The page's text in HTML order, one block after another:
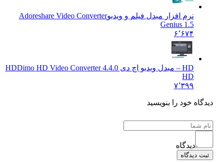
نرم افزار مبدل فیلم و ویدیو Adoreshare Video Converter
Genius 1.5
Dimo HD Video Converter 4.4.0
خود را بنویسید